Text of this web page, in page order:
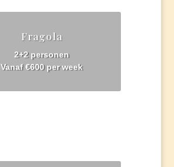
Fragola
2+2 personen
Vanaf €600 per week